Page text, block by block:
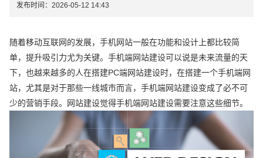
发布时间：2026-05-12 14:43
随着移动互联网的发展，手机网站一般在功能和设计上都比较简
单，提升吸引力尤为关键。手机端网站建设可以说是未来流量的天
下，也越来越多的人在搭建PC端网站建设时，在搭建一个手机端网
站，尤其是对于那些一线城市而言，手机端网站建设变成了必不可
少的营销手段。网站建设觉得手机端网站建设需要注意这些细节。